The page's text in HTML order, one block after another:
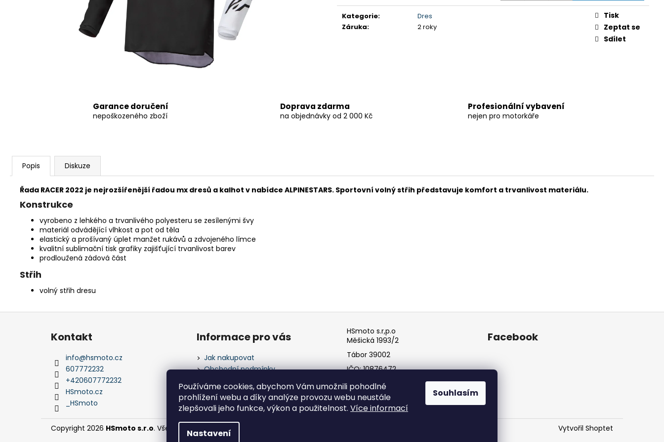
Používáme cookies, abychom Vám umožnili pohodlné
prohlížení webu a díky analýze provozu webu neustále
zlepšovali jeho funkce, výkon a použitelnost. Více informací
Nastavení
Souhlasím
cena:
Kategorie:
Dres
Záruka: 2 roky
Tisk
Zeptat se
Sdílet
Garance doručení
nepoškozeného zboží
Doprava zdarma
na objednávky od 2 000 Kč
Profesionální vybavení
nejen pro motorkáře
Popis Diskuze
Řada RACER 2022 je nejrozšířenější řadou mx dresů a kalhot v nabídce ALPINESTARS. Sportovní volný střih představuje komfort a trvanlivost materiálu.
Konstrukce
vyrobeno z lehkého a trvanlivého polyesteru se zesílenými švy
materiál odvádějící vlhkost a pot od těla
elastický a prošívaný úplet manžet rukávů a zdvojeného límce
kvalitní sublimační tisk grafiky zajišťující trvanlivost barev
prodloužená zádová část
Střih
volný střih dresu
8 797,38 Kč
199 900 Kč
Původně:
259 900 Kč
Z
Kontakt
info@hsmoto.cz
607772232
+420607772232
HSmoto.cz
_HSmoto
Informace pro vás
Jak nakupovat
Obchodní podmínky
Podmínky ochrany osobních
údajů
HSmoto s.r,p.o
Měšická 1993/2
Tábor 39002
IČO: 10876472
Facebook
Vytvořil Shoptet
Copyright 2026 HSmoto s.r.o. Všechna práva vyhrazena.